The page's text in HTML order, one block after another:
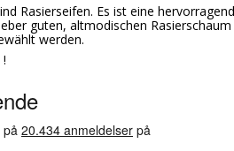
Rasierseifen. Es ist eine
guten, altmodischen
werden.